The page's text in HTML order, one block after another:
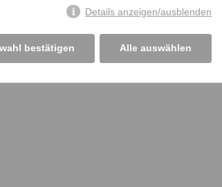
Details anzeigen/ausblenden
bestätigen Alle auswählen